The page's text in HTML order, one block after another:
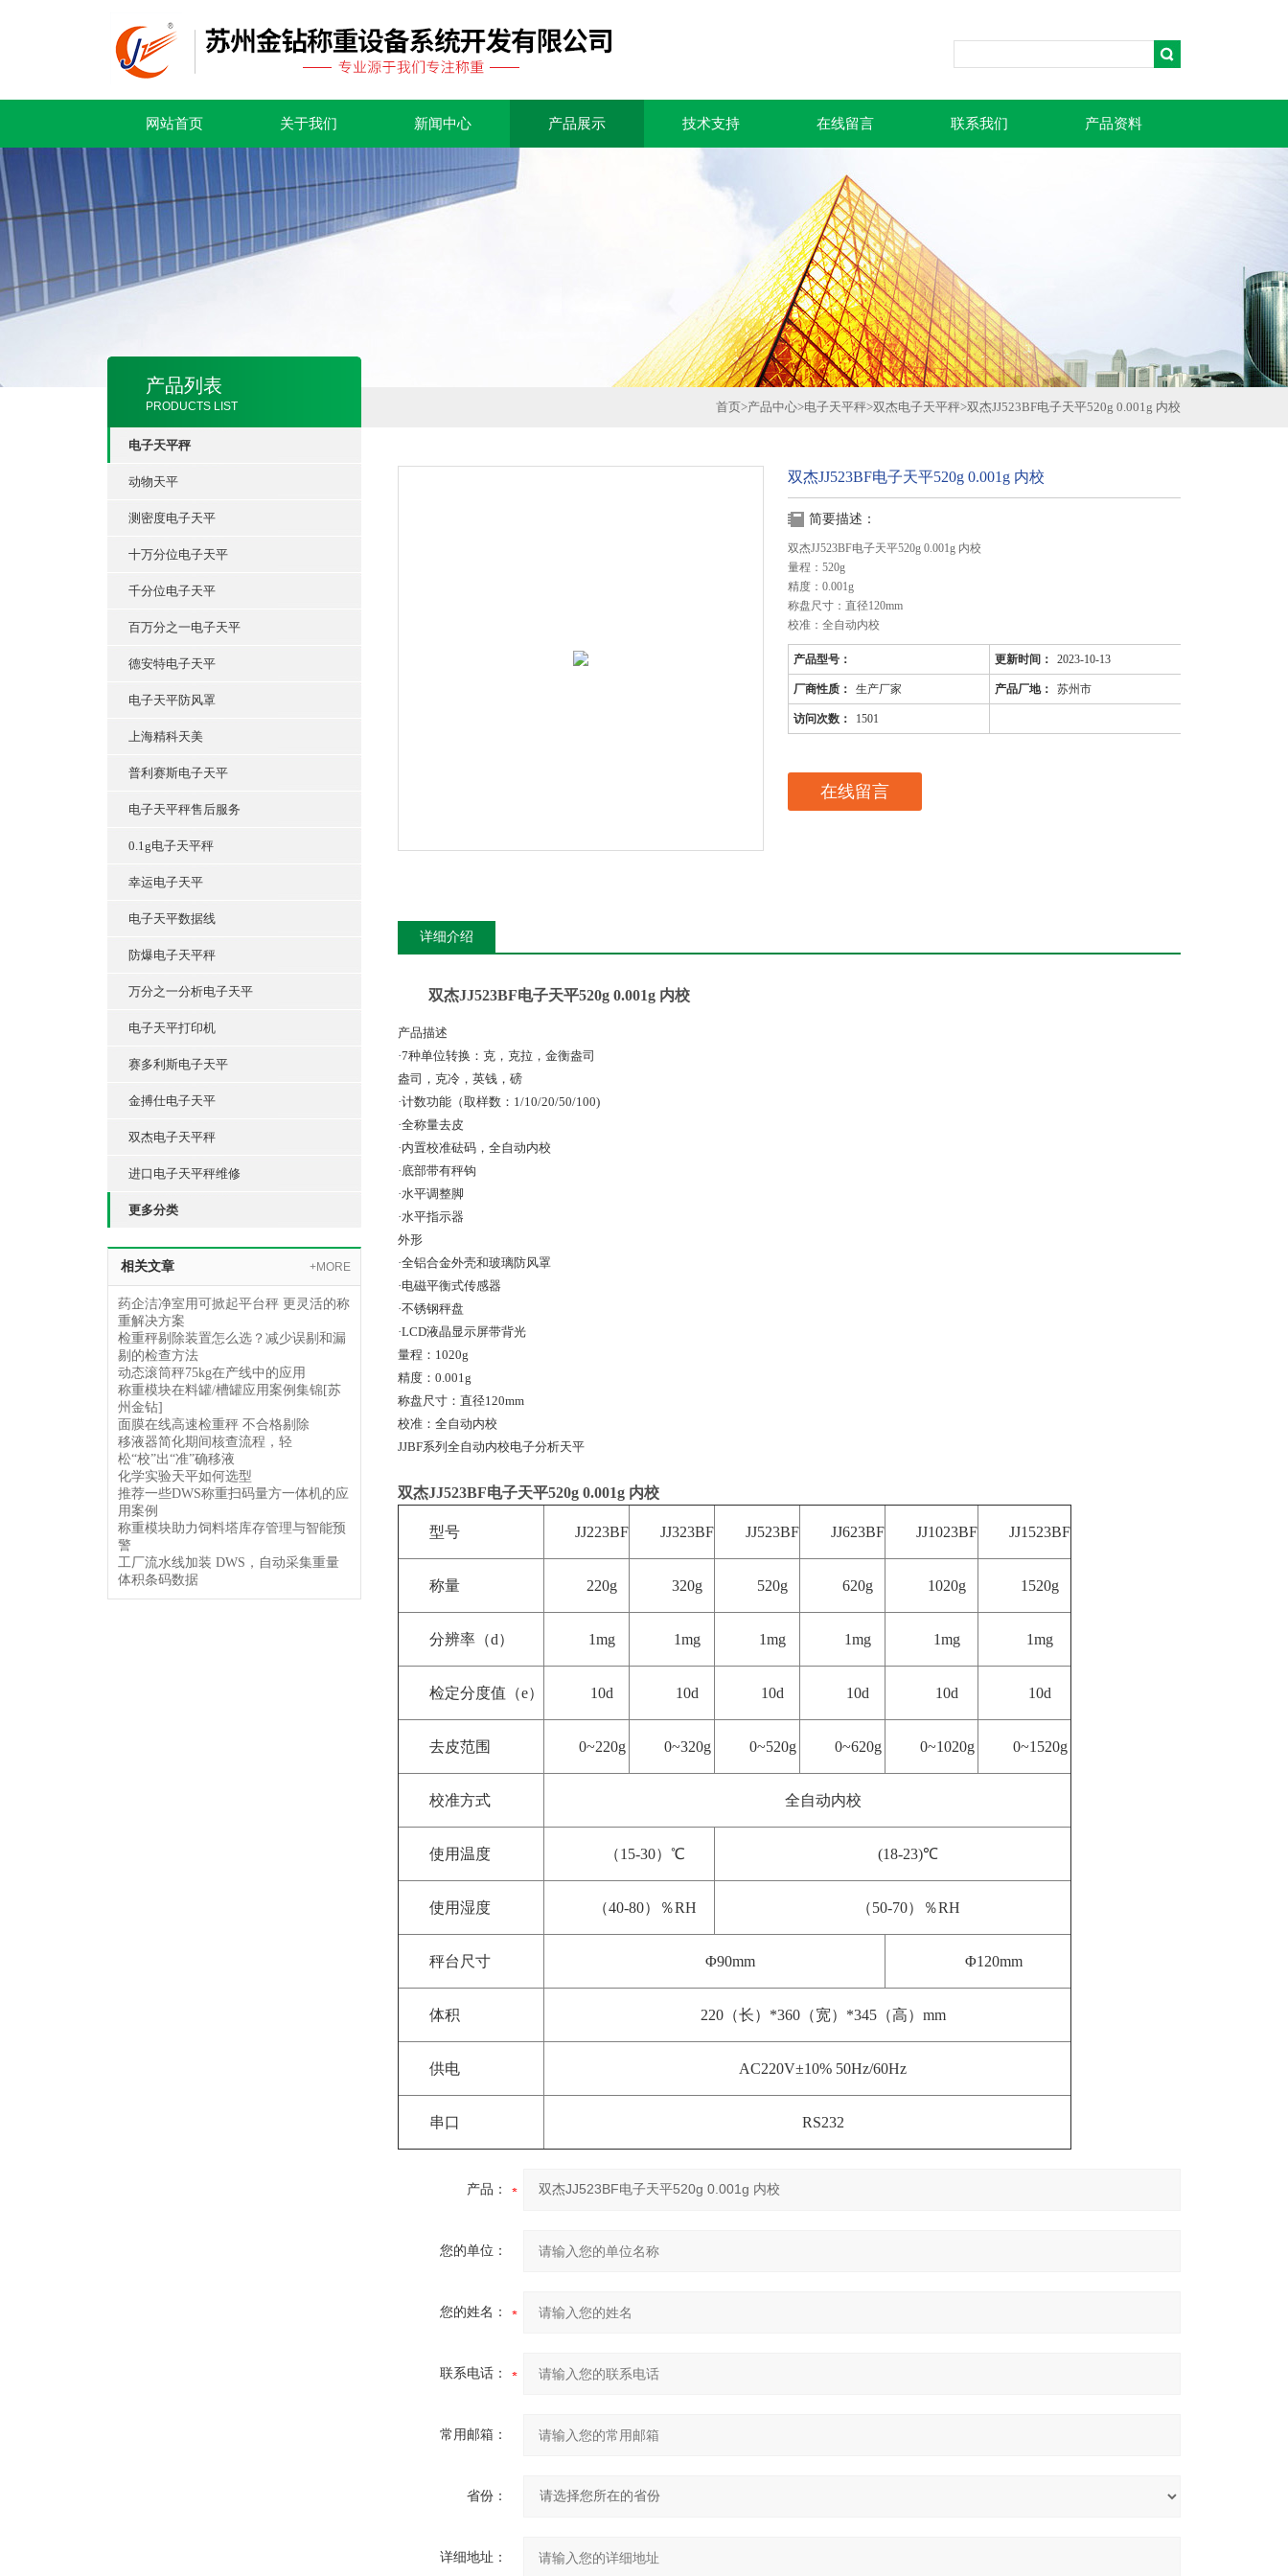
网站首页 关于我们 新闻中心 产品展示 技术支持 在线留言 联系我们 产品资料
产品列表
PRODUCTS LIST
电子天平秤
动物天平
测密度电子天平
十万分位电子天平
千分位电子天平
百万分之一电子天平
德安特电子天平
电子天平防风罩
上海精科天美
普利赛斯电子天平
电子天平秤售后服务
0.1g电子天平秤
幸运电子天平
电子天平数据线
防爆电子天平秤
万分之一分析电子天平
电子天平打印机
赛多利斯电子天平
金搏仕电子天平
双杰电子天平秤
进口电子天平秤维修
更多分类
相关文章 +MORE
药企洁净室用可掀起平台秤 更灵活的称
重解决方案
检重秤剔除装置怎么选？减少误剔和漏
剔的检查方法
动态滚筒秤75kg在产线中的应用
称重模块在料罐/槽罐应用案例集锦[苏
州金钻]
面膜在线高速检重秤 不合格剔除
移液器简化期间核查流程，轻
松“校”出“准”确移液
化学实验天平如何选型
推荐一些DWS称重扫码量方一体机的应
用案例
称重模块助力饲料塔库存管理与智能预
警
工厂流水线加装 DWS，自动采集重量
体积条码数据
首页>产品中心>电子天平秤>双杰电子天平秤>双杰JJ523BF电子天平520g 0.001g 内校
双杰JJ523BF电子天平520g 0.001g 内校
简要描述：
双杰JJ523BF电子天平520g 0.001g 内校
量程：520g
精度：0.001g
称盘尺寸：直径120mm
校准：全自动内校
产品型号： 更新时间： 2023-10-13
厂商性质： 生产厂家 产品厂地： 苏州市
访问次数： 1501
在线留言
详细介绍
双杰JJ523BF电子天平520g 0.001g 内校
产品描述
·7种单位转换：克，克拉，金衡盎司
盎司，克冷，英钱，磅
·计数功能（取样数：1/10/20/50/100)
·全称量去皮
·内置校准砝码，全自动内校
·底部带有秤钩
·水平调整脚
·水平指示器
外形
·全铝合金外壳和玻璃防风罩
·电磁平衡式传感器
·不锈钢秤盘
·LCD液晶显示屏带背光
量程：1020g
精度：0.001g
称盘尺寸：直径120mm
校准：全自动内校
JJBF系列全自动内校电子分析天平
双杰JJ523BF电子天平520g 0.001g 内校
型号 JJ223BF JJ323BF JJ523BF JJ623BF JJ1023BF JJ1523BF
称量 220g 320g 520g 620g 1020g 1520g
分辨率（d） 1mg 1mg 1mg 1mg 1mg 1mg
检定分度值（e） 10d 10d 10d 10d 10d 10d
去皮范围 0~220g 0~320g 0~520g 0~620g 0~1020g 0~1520g
校准方式 全自动内校
使用温度 （15-30）℃ (18-23)℃
使用湿度 （40-80）％RH （50-70）％RH
秤台尺寸 Φ90mm Φ120mm
体积 220（长）*360（宽）*345（高）mm
供电 AC220V±10% 50Hz/60Hz
串口 RS232
产品：
您的单位：
您的姓名：
联系电话：
常用邮箱：
省份：
详细地址：